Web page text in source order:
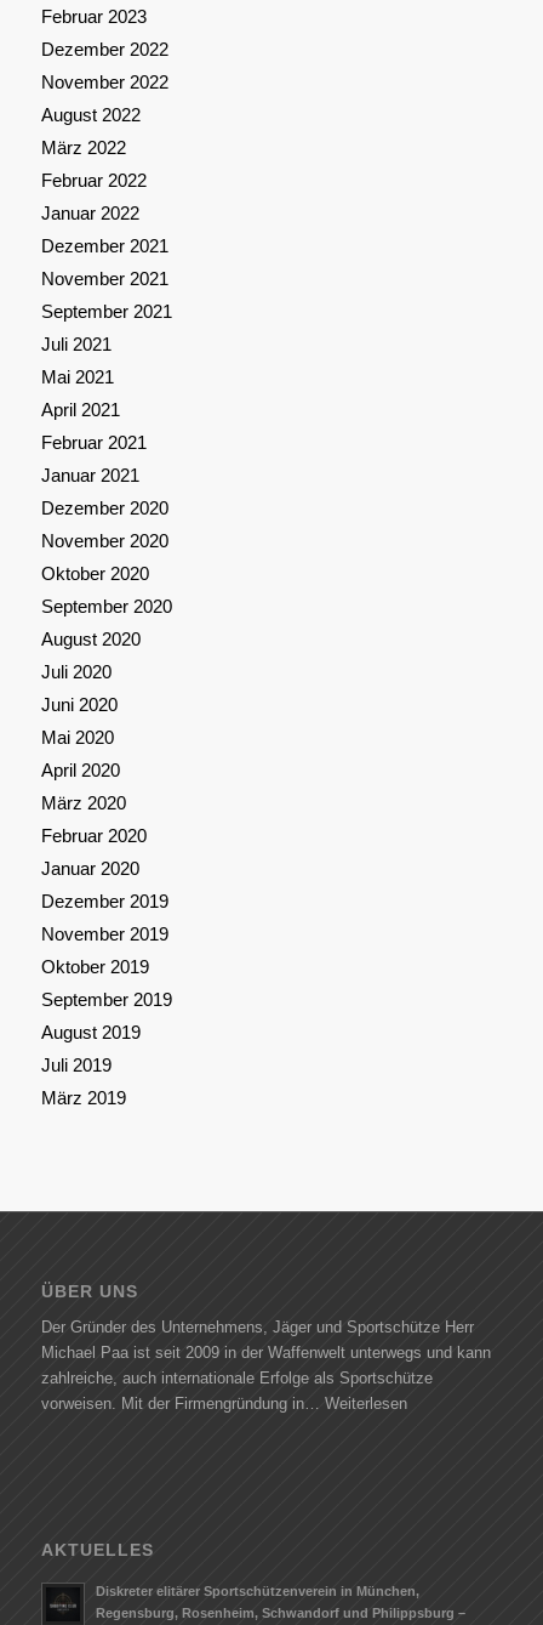
Februar 2023
Dezember 2022
November 2022
August 2022
März 2022
Februar 2022
Januar 2022
Dezember 2021
November 2021
September 2021
Juli 2021
Mai 2021
April 2021
Februar 2021
Januar 2021
Dezember 2020
November 2020
Oktober 2020
September 2020
August 2020
Juli 2020
Juni 2020
Mai 2020
April 2020
März 2020
Februar 2020
Januar 2020
Dezember 2019
November 2019
Oktober 2019
September 2019
August 2019
Juli 2019
März 2019
ÜBER UNS
Der Gründer des Unternehmens, Jäger und Sportschütze Herr
Michael Paa ist seit 2009 in der Waffenwelt unterwegs und kann
zahlreiche, auch internationale Erfolge als Sportschütze
vorweisen. Mit der Firmengründung in… Weiterlesen
AKTUELLES
Diskreter elitärer Sportschützenverein in München,
Regensburg, Rosenheim, Schwandorf und Philippsburg –